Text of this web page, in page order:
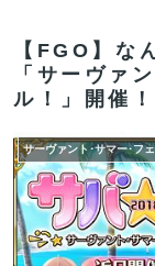
【速報】ダウン
る一言で炎上ｗ
【FGO】ジャン
ジル・ド・レェ
【雑談】アニプ
ームってあるん
【FGO】ジャ
【FGO】な
「サーヴァ
ル！」開催！
サーヴァント･サマー･フ